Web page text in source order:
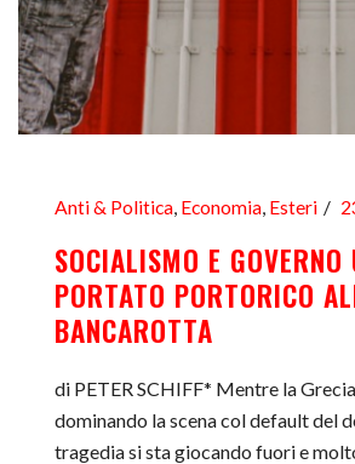
Anti & Politica Economia Esteri
SOCIALISMO E GOVERNO
PORTATO PORTORICO
BANCAROTTA
di PETER SCHIFF* Mentre la
dominando la scena col default del
tragedia si sta giocando fuori e